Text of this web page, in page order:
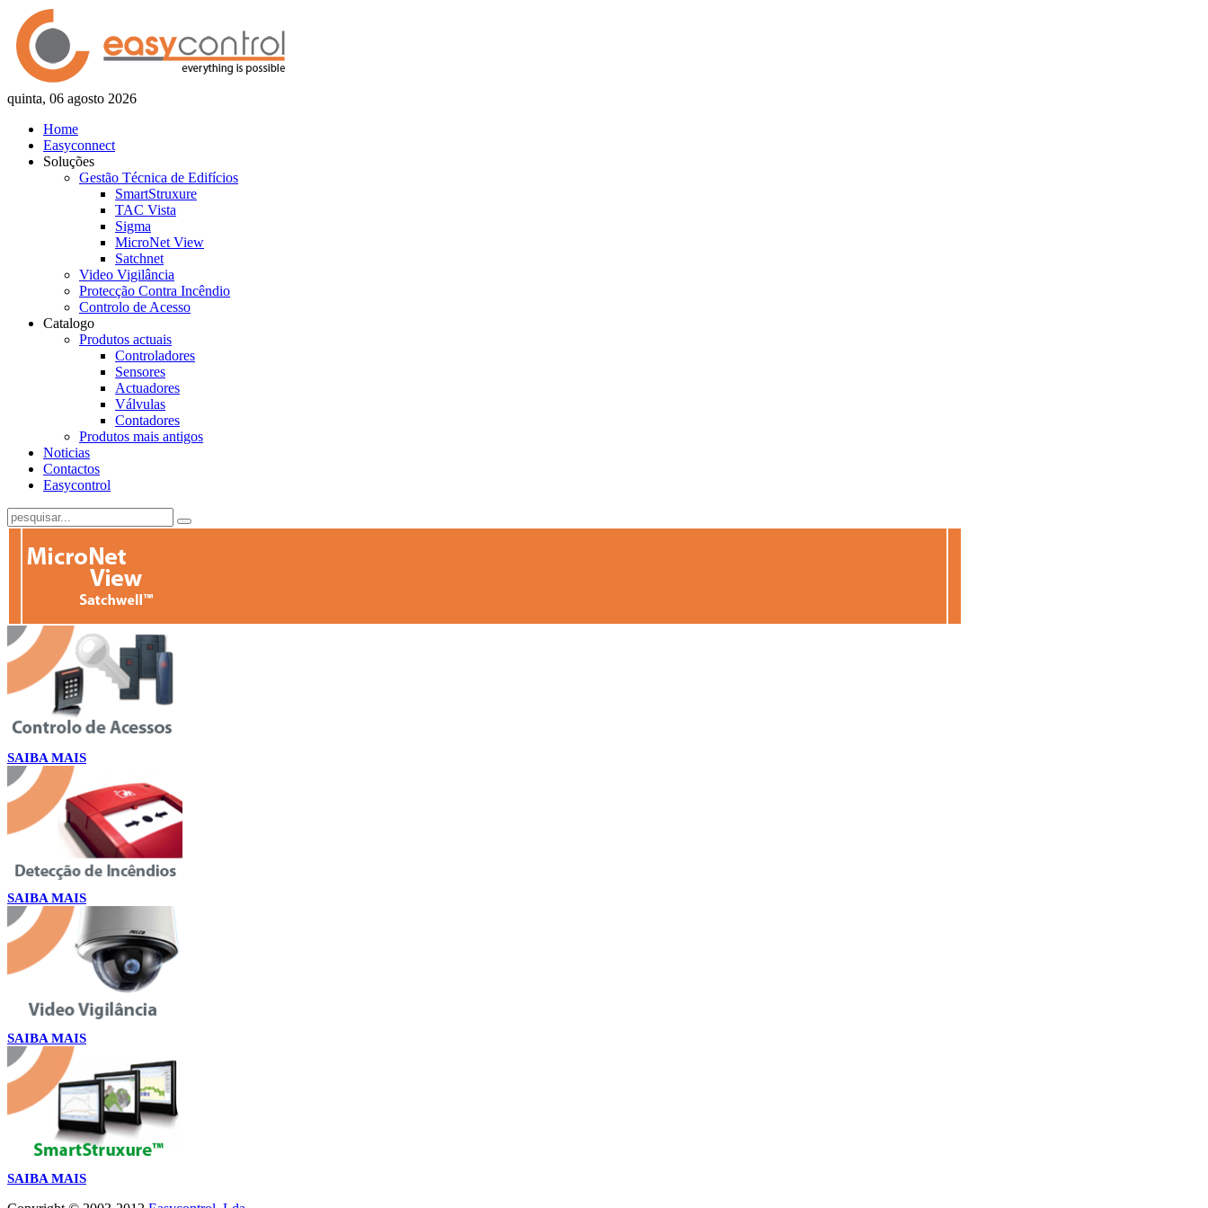
quinta, 06 agosto 2026
Home
Easyconnect
Soluções
Gestão Técnica de Edifícios
SmartStruxure
TAC Vista
Sigma
MicroNet View
Satchnet
Video Vigilância
Protecção Contra Incêndio
Controlo de Acesso
Catalogo
Produtos actuais
Controladores
Sensores
Actuadores
Válvulas
Contadores
Produtos mais antigos
Noticias
Contactos
Easycontrol
SAIBA MAIS
SAIBA MAIS
SAIBA MAIS
SAIBA MAIS